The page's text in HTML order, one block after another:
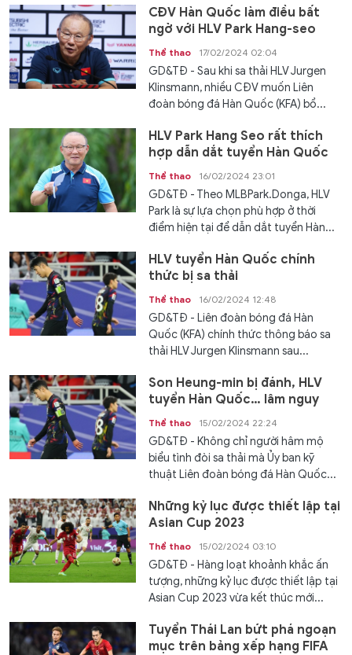
CĐV Hàn Quốc làm điều bất
ngờ với HLV Park Hang-seo
Thể thao 17/02/2024 02:04
GD&TĐ - Sau khi sa thải HLV Jurgen
Klinsmann, nhiều CĐV muốn Liên
đoàn bóng đá Hàn Quốc (KFA) bổ...
HLV Park Hang Seo rất thích
hợp dẫn dắt tuyển Hàn Quốc
Thể thao 16/02/2024 23:01
GD&TĐ - Theo MLBPark.Donga, HLV
Park là sự lựa chọn phù hợp ở thời
điểm hiện tại để dẫn dắt tuyển Hàn...
HLV tuyển Hàn Quốc chính
thức bị sa thải
Thể thao 16/02/2024 12:48
GD&TĐ - Liên đoàn bóng đá Hàn
Quốc (KFA) chính thức thông báo sa
thải HLV Jurgen Klinsmann sau...
Son Heung-min bị đánh, HLV
tuyển Hàn Quốc… lâm nguy
Thể thao 15/02/2024 22:24
GD&TĐ - Không chỉ người hâm mộ
biểu tình đòi sa thải mà Ủy ban kỹ
thuật Liên đoàn bóng đá Hàn Quốc...
Những kỷ lục được thiết lập tại
Asian Cup 2023
Thể thao 15/02/2024 03:10
GD&TĐ - Hàng loạt khoảnh khắc ấn
tượng, những kỷ lục được thiết lập tại
Asian Cup 2023 vừa kết thúc mới...
Tuyển Thái Lan bứt phá ngoạn
mục trên bảng xếp hạng FIFA